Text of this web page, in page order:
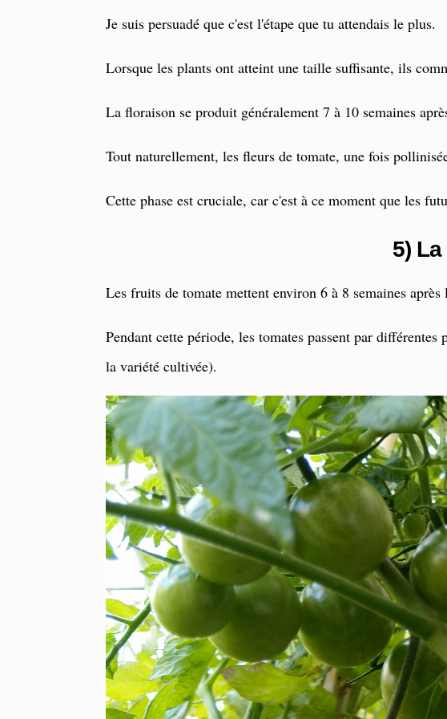
Je suis persuadé que c'est l'étape que tu attendais le plus.
Lorsque les plants ont atteint une taille suffisante, ils
La floraison se produit généralement 7 à 10 semaines
Tout naturellement, les fleurs de tomate, une fois
Cette phase est cruciale, car c'est à ce moment que les
5)
Les fruits de tomate mettent environ 6 à 8 semaines
Pendant cette période, les tomates passent par
la variété cultivée).